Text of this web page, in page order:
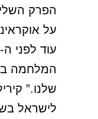
הפרק
על
המלחמה
שלנו.”